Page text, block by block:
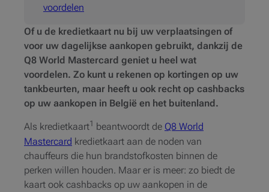
voordelen
Of u de kredietkaart nu bij uw verplaatsingen of
voor uw dagelijkse aankopen gebruikt, dankzij de
Q8 World Mastercard geniet u heel wat
voordelen. Zo kunt u rekenen op kortingen op uw
tankbeurten, maar heeft u ook recht op cashbacks
op uw aankopen in België en het buitenland.
Als kredietkaart1 beantwoordt de Q8 World
Mastercard kredietkaart aan de noden van
chauffeurs die hun brandstofkosten binnen de
perken willen houden. Maar er is meer: zo biedt de
kaart ook cashbacks op uw aankopen in de